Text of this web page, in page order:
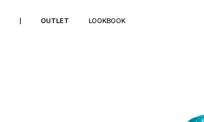
OUTLET LOOKBOOK